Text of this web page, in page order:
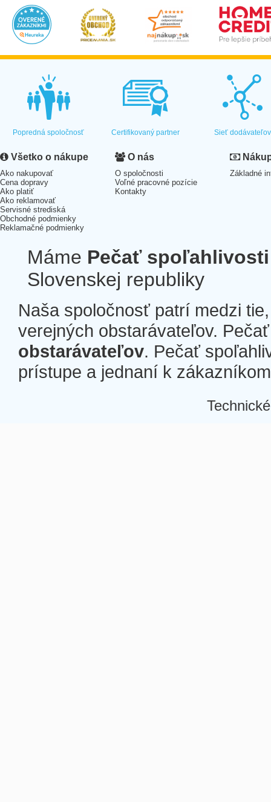
Popredná spoločnosť Certifikovaný partner Sieť dodávateľov
Všetko o nákupe
Ako nakupovať
Cena dopravy
Ako platiť
Ako reklamovať
Servisné strediská
Obchodné podmienky
Reklamačné podmienky
O nás
O spoločnosti
Voľné pracovné pozície
Kontakty
Základné
Máme Pečať spoľahlivosti
Slovenskej republiky
Naša spoločnosť patrí medzi
verejných obstarávateľov.
obstarávateľov. Pečať
prístupe a jednaní k